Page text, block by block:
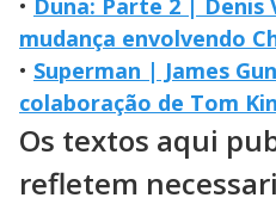
• Duna: Parte 2 | Denis
mudança envolvendo
• Superman | James
colaboração de Tom
Os textos aqui
refletem